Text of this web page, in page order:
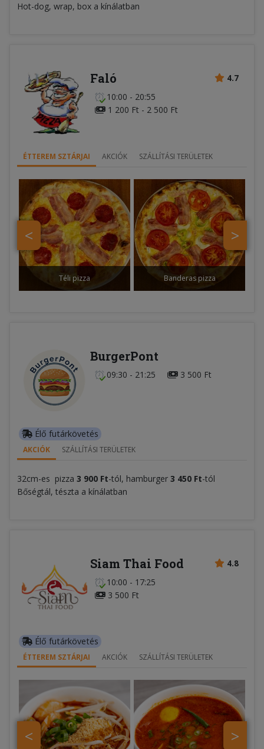
Hot-dog, wrap, box a kínálatban
4.7
Faló
10:00 - 20:55
1 200 Ft - 2 500 Ft
ÉTTEREM SZTÁRJAI AKCIÓK SZÁLLÍTÁSI TERÜLETEK
>
<
Téli pizza Banderas pizza
BurgerPont
09:30 - 21:25 3 500 Ft
Élő futárkövetés
AKCIÓK SZÁLLÍTÁSI TERÜLETEK
32cm-es pizza 3 900 Ft-tól, hamburger 3 450 Ft-tól
Bőségtál, tészta a kínálatban
4.8
Siam Thai Food
10:00 - 17:25
3 500 Ft
Élő futárkövetés
ÉTTEREM SZTÁRJAI AKCIÓK SZÁLLÍTÁSI TERÜLETEK
>
<